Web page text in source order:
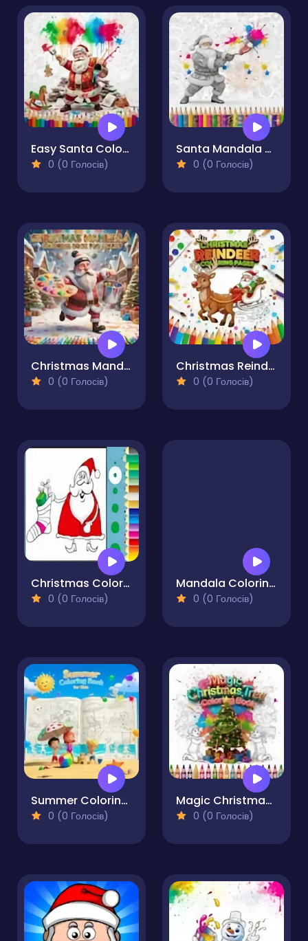
Easy Santa Coloring Pages
0 (0 Голосів)
Santa Mandala Coloring Pages
0 (0 Голосів)
Christmas Mandala Coloring Book for Adults
0 (0 Голосів)
Christmas Reindeer Coloring Pages
0 (0 Голосів)
Christmas Coloring Book
0 (0 Голосів)
Mandala Coloring Book for Adults
0 (0 Голосів)
Summer Coloring Book for Kids
0 (0 Голосів)
Magic Christmas Tree Coloring Book
0 (0 Голосів)